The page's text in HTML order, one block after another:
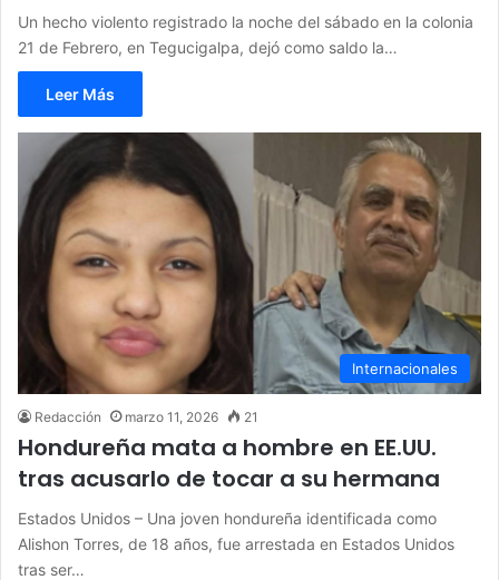
Un hecho violento registrado la noche del sábado en la colonia
21 de Febrero, en Tegucigalpa, dejó como saldo la…
Leer Más
Internacionales
Redacción marzo 11, 2026 21
Hondureña mata a hombre en EE.UU.
tras acusarlo de tocar a su hermana
Estados Unidos – Una joven hondureña identificada como
Alishon Torres, de 18 años, fue arrestada en Estados Unidos
tras ser…